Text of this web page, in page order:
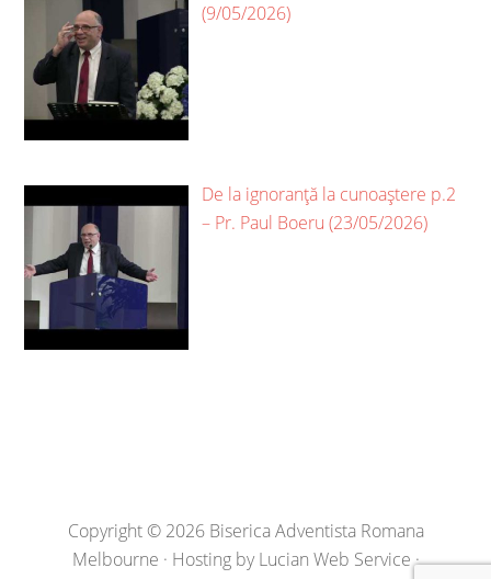
(9/05/2026)
De la ignoranță la cunoaștere p.2
– Pr. Paul Boeru (23/05/2026)
Copyright © 2026 Biserica Adventista Romana
Melbourne · Hosting byLucian Web Service·